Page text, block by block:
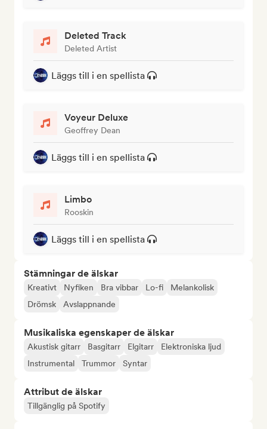
Deleted Track
Deleted Artist
Läggs till i en spellista
Voyeur Deluxe
Geoffrey Dean
Läggs till i en spellista
Limbo
Rooskin
Läggs till i en spellista
Stämningar de älskar
Kreativt Nyfiken Bra vibbar Lo-fi
Melankolisk
Drömsk
Avslappnande
Musikaliska egenskaper de älskar
Akustisk gitarr Basgitarr Elgitarr
Elektroniska ljud
Instrumental
Trummor Syntar
Attribut de älskar
Tillgänglig på Spotify